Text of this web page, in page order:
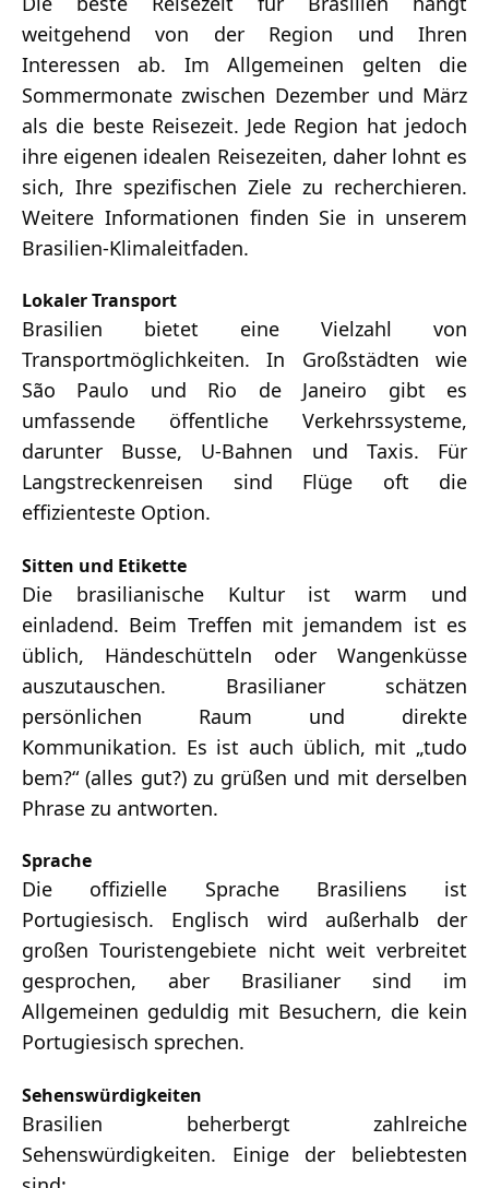
weitgehend von der Region und Ihren
Interessen ab. Im Allgemeinen gelten die
Sommermonate zwischen Dezember und März
als die beste Reisezeit. Jede Region hat jedoch
ihre eigenen idealen Reisezeiten, daher lohnt es
sich, Ihre spezifischen Ziele zu recherchieren.
Weitere Informationen finden Sie in unserem
Brasilien-Klimaleitfaden.
Lokaler Transport
Brasilien bietet eine Vielzahl von
Transportmöglichkeiten. In Großstädten wie
São Paulo und Rio de Janeiro gibt es
umfassende öffentliche Verkehrssysteme,
darunter Busse, U-Bahnen und Taxis. Für
Langstreckenreisen sind Flüge oft die
effizienteste Option.
Sitten und Etikette
Die brasilianische Kultur ist warm und
einladend. Beim Treffen mit jemandem ist es
üblich, Händeschütteln oder Wangenküsse
auszutauschen. Brasilianer schätzen
persönlichen Raum und direkte
Kommunikation. Es ist auch üblich, mit „tudo
bem?“ (alles gut?) zu grüßen und mit derselben
Phrase zu antworten.
Sprache
Die offizielle Sprache Brasiliens ist
Portugiesisch. Englisch wird außerhalb der
großen Touristengebiete nicht weit verbreitet
gesprochen, aber Brasilianer sind im
Allgemeinen geduldig mit Besuchern, die kein
Portugiesisch sprechen.
Sehenswürdigkeiten
Brasilien beherbergt zahlreiche
Sehenswürdigkeiten. Einige der beliebtesten